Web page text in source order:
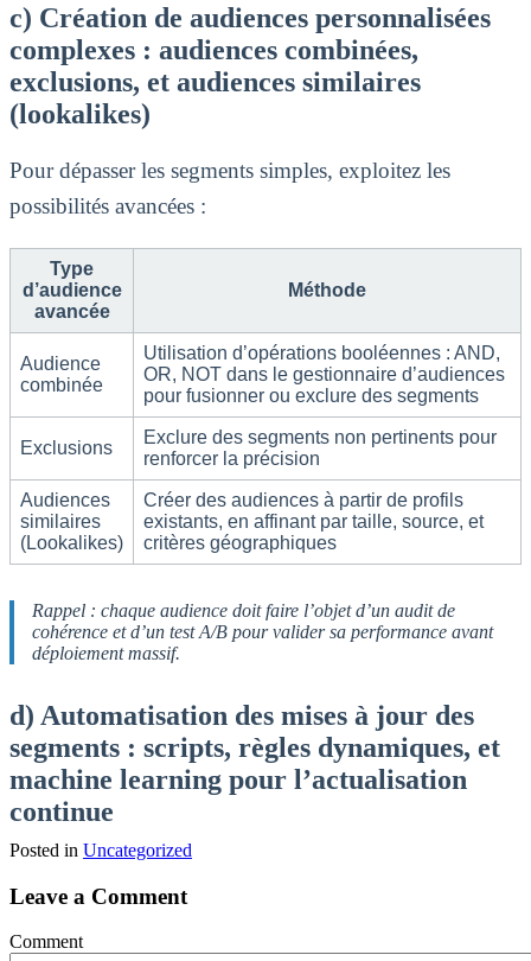
c) Création de audiences personnalisées
complexes : audiences combinées,
exclusions, et audiences similaires
(lookalikes)
Pour dépasser les segments simples, exploitez les
possibilités avancées :
Type
d’audience
avancée
Méthode
Audience
combinée
Utilisation d’opérations booléennes : AND,
OR, NOT dans le gestionnaire d’audiences
pour fusionner ou exclure des segments
Exclusions
Exclure des segments non pertinents pour
renforcer la précision
Audiences
similaires
(Lookalikes)
Créer des audiences à partir de profils
existants, en affinant par taille, source, et
critères géographiques
Rappel : chaque audience doit faire l’objet d’un audit de
cohérence et d’un test A/B pour valider sa performance avant
déploiement massif.
d) Automatisation des mises à jour des
segments : scripts, règles dynamiques, et
machine learning pour l’actualisation
continue
Posted in Uncategorized
Leave a Comment
Comment